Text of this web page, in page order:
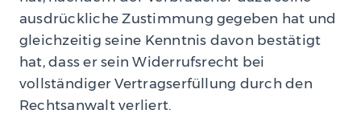
ausdrückliche Zustimmung gegeben hat und
gleichzeitig seine Kenntnis davon bestätigt
hat, dass er sein Widerrufsrecht bei
vollständiger Vertragserfüllung durch den
Rechtsanwalt verliert.